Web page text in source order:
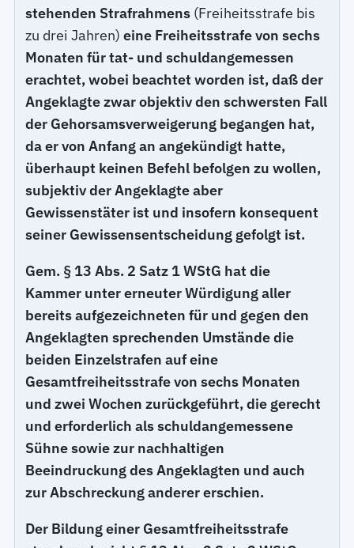
stehenden Strafrahmens (Freiheitsstrafe bis
zu drei Jahren)eine Freiheitsstrafe von sechs
Monaten für tat- und schuldangemessen
erachtet, wobei beachtet worden ist, daß der
Angeklagte zwar objektiv den schwersten Fall
der Gehorsamsverweigerung begangen hat,
da er von Anfang an angekündigt hatte,
überhaupt keinen Befehl befolgen zu wollen,
subjektiv der Angeklagte aber
Gewissenstäter ist und insofern konsequent
seiner Gewissensentscheidung gefolgt ist.
Gem. § 13 Abs. 2 Satz 1 WStG hat die
Kammer unter erneuter Würdigung aller
bereits aufgezeichneten für und gegen den
Angeklagten sprechenden Umstände die
beiden Einzelstrafen auf eine
Gesamtfreiheitsstrafe von sechs Monaten
und zwei Wochen zurückgeführt, die gerecht
und erforderlich als schuldangemessene
Sühne sowie zur nachhaltigen
Beeindruckung des Angeklagten und auch
zur Abschreckung anderer erschien.
Der Bildung einer Gesamtfreiheitsstrafe